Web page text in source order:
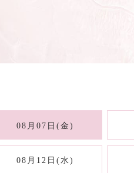
08月07日(金)
08月12日(水)